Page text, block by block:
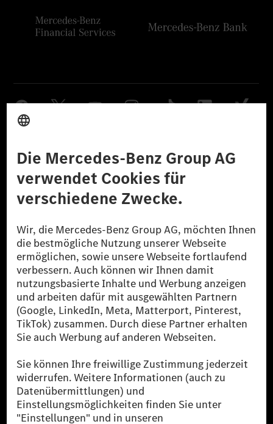
Datenschutz Lizenzhinweise Dritter Barrierefreiheit
© 2026 Mercedes-Benz Group AG. Alle Rechte vorbehalten.
[1] Bilanziell CO₂-neutral bedeutet, dass nicht vermiedene oder nicht
reduzierte CO₂-Emissionen bei der Mercedes-Benz Group durch
zertifizierte Ausgleichsprojekte kompensiert werden.
[2] Renewable Charging ist ein integraler Bestandteil von MB.CHARGE
Public in Europa, den USA, Kanada und China. Sofern an der jeweiligen
Ladestation noch kein Strom aus erneuerbaren Energien vorliegt,
verwendet Renewable Charging Grünstromzertifikate*. Diese stellen
sicher, dass für Ladevorgänge über MB.CHARGE Public eine äquivalente
Strommenge aus erneuerbaren Energien ins Stromnetz eingespeist wird.
* Inkl. EKOenergy Ökolabel
* Die angegebenen Werte wurden nach dem vorgeschriebenen
Messverfahren WLTP (Worldwide harmonised Light vehicles Test
Procedure) ermittelt. Die angegebenen Spannweiten beziehen sich auf
den europäischen Markt. Der Energieverbrauch und der CO₂-Ausstoß